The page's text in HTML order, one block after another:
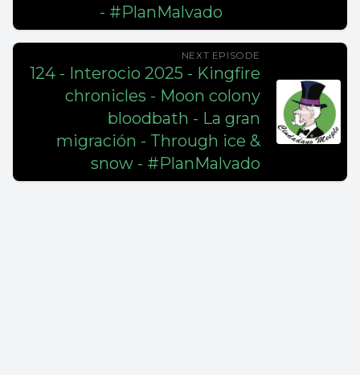
- #PlanMalvado
NEXT EPISODE
124 - Interocio 2025 - Kingfire
chronicles - Moon colony
bloodbath - La gran
migración - Through ice &
snow - #PlanMalvado